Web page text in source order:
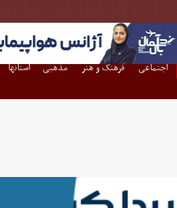
اجتماعی فرهنگ و هنر مذهبی استانها